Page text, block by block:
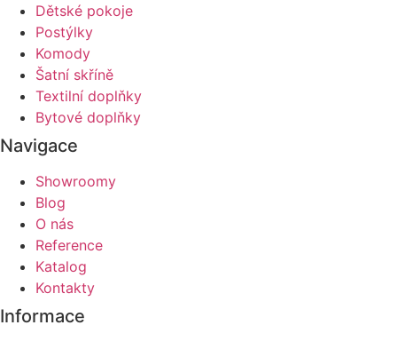
Dětské pokoje
Postýlky
Komody
Šatní skříně
Textilní doplňky
Bytové doplňky
Navigace
Showroomy
Blog
O nás
Reference
Katalog
Kontakty
Informace